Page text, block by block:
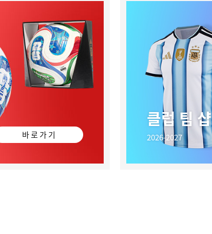
바 로 가 기
클럽 팀 샵
2026-2027